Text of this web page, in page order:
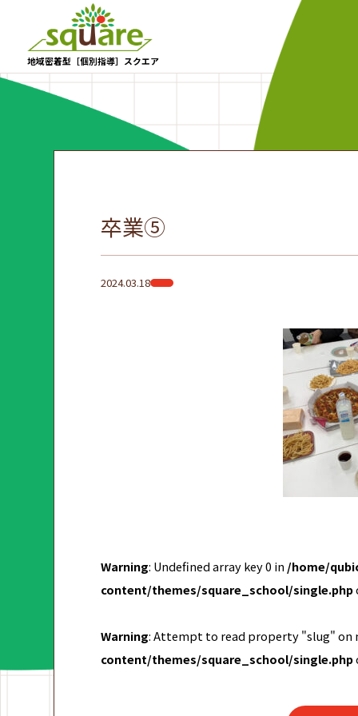
地域密着型［個別指導］スクエア
卒業⑤
2024.03.18
Warning: Undefined array key 0 in /home/
content/themes/square_school/single.php
Warning: Attempt to read property "slug" on
content/themes/square_school/single.php